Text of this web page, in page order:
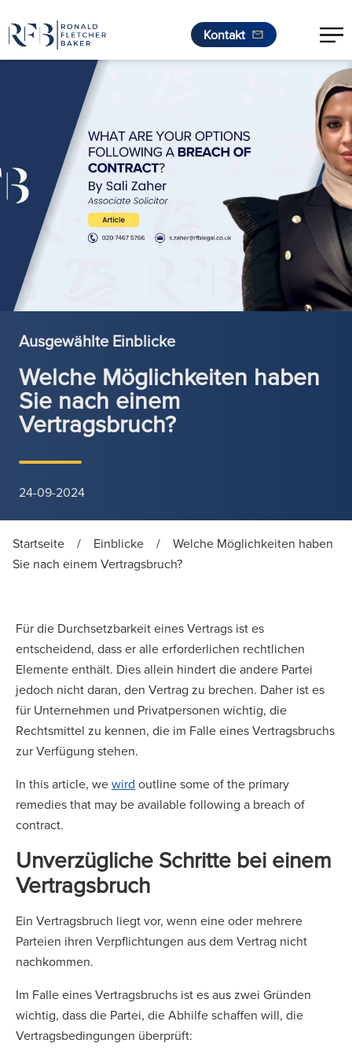
Zum Inhalt springen
Kontakt
Ausgewählte Einblicke
Welche Möglichkeiten haben
Sie nach einem
Vertragsbruch?
24-09-2024
Startseite / Einblicke /
Welche Möglichkeiten haben
Sie nach einem Vertragsbruch?
Für die Durchsetzbarkeit eines Vertrags ist es
entscheidend, dass er alle erforderlichen rechtlichen
Elemente enthält. Dies allein hindert die andere Partei
jedoch nicht daran, den Vertrag zu brechen. Daher ist es
für Unternehmen und Privatpersonen wichtig, die
Rechtsmittel zu kennen, die im Falle eines Vertragsbruchs
zur Verfügung stehen.
In this article, wewird outline some of the primary
remedies that may be available following a breach of
contract.
Unverzügliche Schritte bei einem
Vertragsbruch
Ein Vertragsbruch liegt vor, wenn eine oder mehrere
Parteien ihren Verpflichtungen aus dem Vertrag nicht
nachkommen.
Im Falle eines Vertragsbruchs ist es aus zwei Gründen
wichtig, dass die Partei, die Abhilfe schaffen will, die
Vertragsbedingungen überprüft: